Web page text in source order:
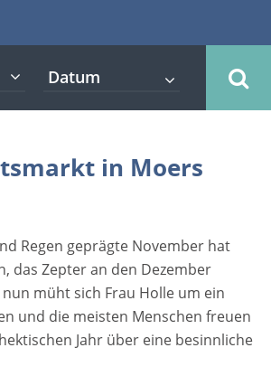
Jahr über eine besinnliche
id="attachment_10761"
caption] Viele Menschen
auch auf den Besuch der
in NRW, zu denen auch
begrüßt seine
Gäste vom 14.11. -
Schloss Moers in der
Der Moerser
punktet mit seinem
und dem breiten
in Moers
Regen geprägte November hat
das Zepter an den Dezember
müht sich Frau Holle um ein
und die meisten Menschen freuen
Jahr über eine besinnliche